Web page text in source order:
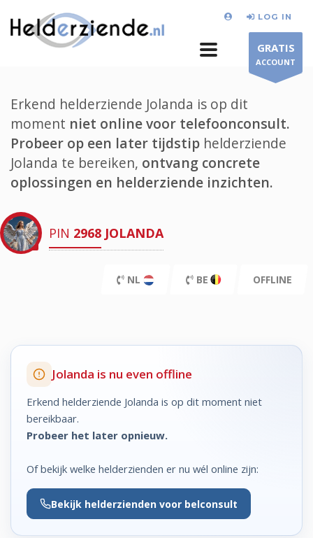
LOG IN
GRATIS
ACCOUNT
Erkend helderziende Jolanda is op dit
moment niet online voor telefoonconsult.
Probeer op een later tijdstip helderziende
Jolanda te bereiken, ontvang concrete
oplossingen en helderziende inzichten.
PIN 2968 JOLANDA
NL BE OFFLINE
Jolanda is nu even offline
Erkend helderziende Jolanda is op dit moment niet
bereikbaar.
Probeer het later opnieuw.
Of bekijk welke helderzienden er nu wél online zijn:
Bekijk helderzienden voor belconsult